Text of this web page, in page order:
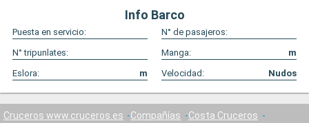
Info Barco
Puesta en servicio:
N° de pasajeros:
N° tripunlates:
Manga:
m
Eslora:
m Velocidad: Nudos
Cruceros www.cruceros.es Compañías
Costa Cruceros